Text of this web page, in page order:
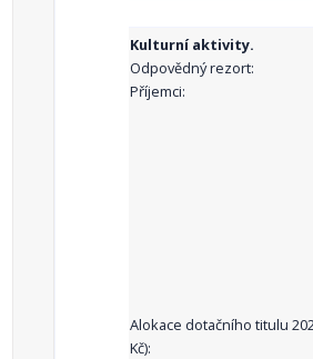
Kulturní aktivity.
Odpovědný rezort:
Příjemci:
Alokace dotačního titulu
Kč):